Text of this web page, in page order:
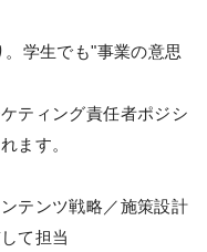
学生でも"事業の意思
ティング責任者ポジシ
ます。
テンツ戦略／施策設計
て担当